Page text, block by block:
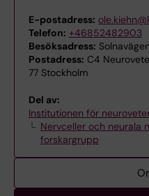
E-postadress:
Telefon: +46852482903
Besöksadress:
Postadress: C4
77 Stockholm
Del av:
Institutionen för
Nervceller och neurala
forskargrupp